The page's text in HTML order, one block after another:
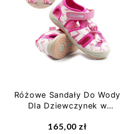
22 23
25
Różowe Sandały Do Wody
Dla Dziewczynek w
165,00 zł